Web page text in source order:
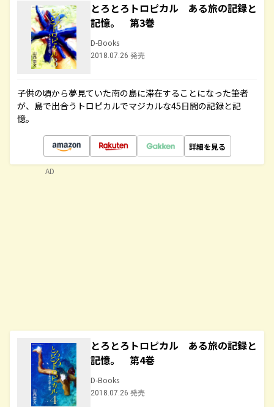
とろとろトロピカル ある旅の記録と
記憶。 第3巻
D-Books
2018.07.26 発売
子供の頃から夢見ていた南の島に滞在することになった筆者
が、島で出合うトロピカルでマジカルな45日間の記録と記
憶。
詳細を見る
とろとろトロピカル ある旅の記録と
記憶。 第4巻
D-Books
2018.07.26 発売
AD